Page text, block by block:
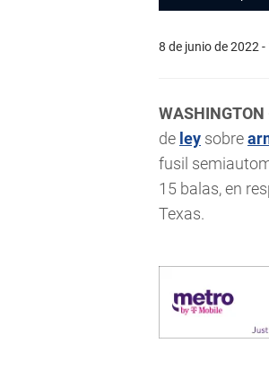
8 de junio de 2022 -
de ley sobre
fusil
15 balas, en
Texas.